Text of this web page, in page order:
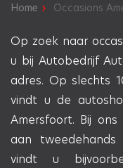
Home Occasions
Op zoek naar
u bij Autobedrijf
adres. Op slechts
vindt u de
Amersfoort. Bij
aan tweedehands
vindt u